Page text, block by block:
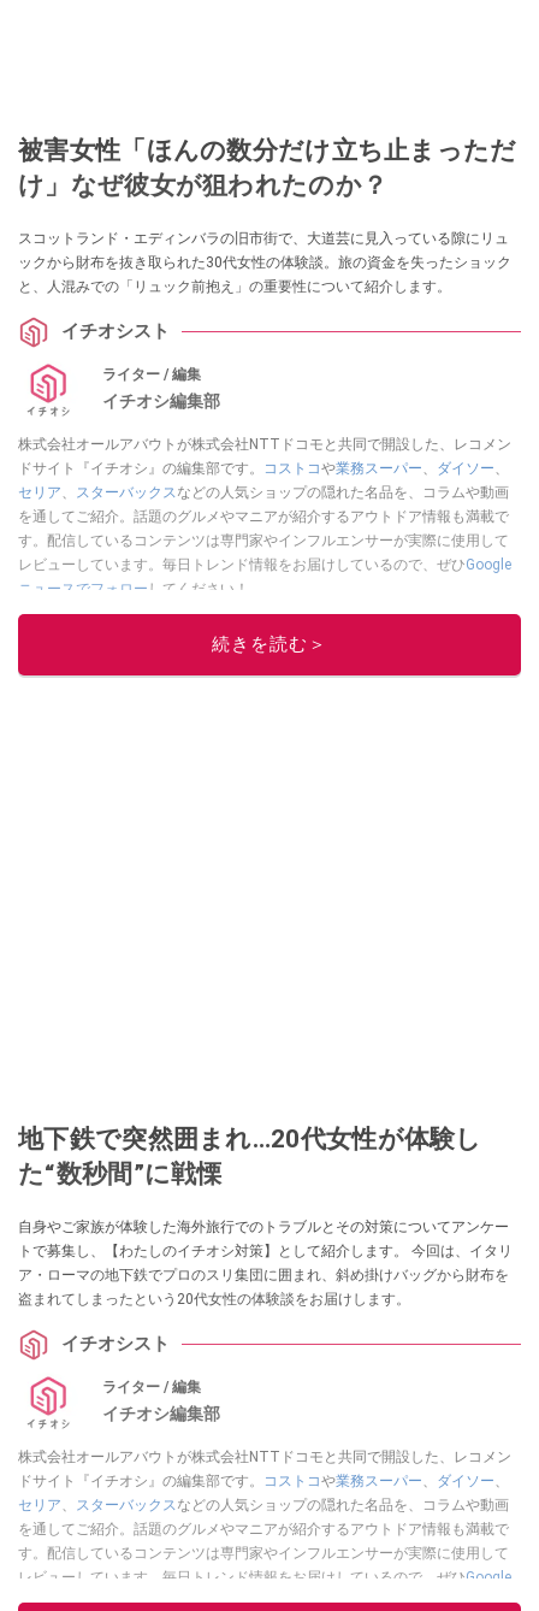
被害女性「ほんの数分だけ立ち止まっただ
け」なぜ彼女が狙われたのか？
スコットランド・エディンバラの旧市街で、大道芸に見入っている隙にリュ
ックから財布を抜き取られた30代女性の体験談。旅の資金を失ったショック
と、人混みでの「リュック前抱え」の重要性について紹介します。
イチオシスト
ライター / 編集
イチオシ編集部
株式会社オールアバウトが株式会社NTTドコモと共同で開設した、レコメン
ドサイト『イチオシ』の編集部です。
コストコや業務スーパー ダイソー
セリア
スターバックス などの人気ショップの隠れた名品を、コラムや動画
を通してご紹介。話題のグルメやマニアが紹介するアウトドア情報も満載で
す。配信しているコンテンツは専門家やインフルエンサーが実際に使用して
レビューしています。毎日トレンド情報をお届けしているので、ぜひGoogle
ニュースでフォロー してください！
続きを読む＞
地下鉄で突然囲まれ…20代女性が体験し
た“数秒間”に戦慄
自身やご家族が体験した海外旅行でのトラブルとその対策についてアンケー
トで募集し、【わたしのイチオシ対策】として紹介します。 今回は、イタリ
ア・ローマの地下鉄でプロのスリ集団に囲まれ、斜め掛けバッグから財布を
盗まれてしまったという20代女性の体験談をお届けします。
イチオシスト
ライター / 編集
イチオシ編集部
株式会社オールアバウトが株式会社NTTドコモと共同で開設した、レコメン
ドサイト『イチオシ』の編集部です。
コストコや業務スーパー ダイソー
セリア
スターバックス などの人気ショップの隠れた名品を、コラムや動画
を通してご紹介。話題のグルメやマニアが紹介するアウトドア情報も満載で
す。配信しているコンテンツは専門家やインフルエンサーが実際に使用して
レビューしています。毎日トレンド情報をお届けしているので、ぜひGoogle
ニュースでフォローしてください！